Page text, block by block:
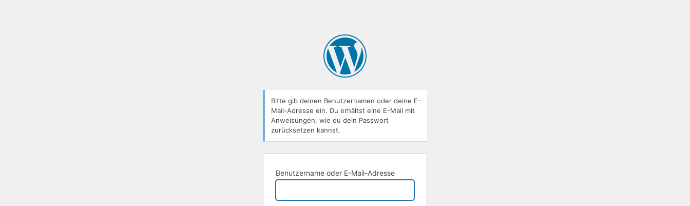
Bitte gib deinen Benutzernamen oder deine E-
Mail-Adresse ein. Du erhältst eine E-Mail mit
Anweisungen, wie du dein Passwort
zurücksetzen kannst.
Benutzername oder E-Mail-Adresse